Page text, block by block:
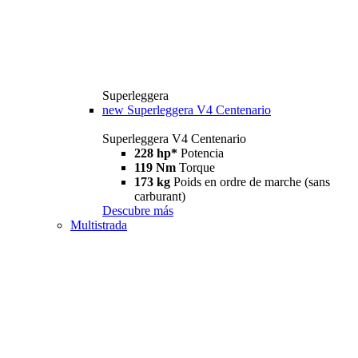
Superleggera
new Superleggera V4 Centenario
Superleggera V4 Centenario
228 hp* Potencia
119 Nm Torque
173 kg Poids en ordre de marche (sans
carburant)
Descubre más
Multistrada